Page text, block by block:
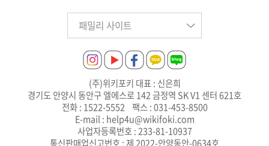
(주)위키포키 대표 : 신은희
경기도 안양시 동안구 엘에스로 142 금정역 SK V1 센터 621호
전화 : 1522-5552 팩스 : 031-453-8500
E-mail : help4u@wikifoki.com
사업자등록번호 : 233-81-10937
통신판매업신고번호 : 제 2022-안양동안-0634호